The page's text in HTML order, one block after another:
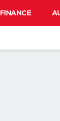
FINANCE